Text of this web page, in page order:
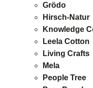
Grödo
Hirsch-Natur
Knowledge
Leela Cotton
Living Crafts
Mela
People Tree